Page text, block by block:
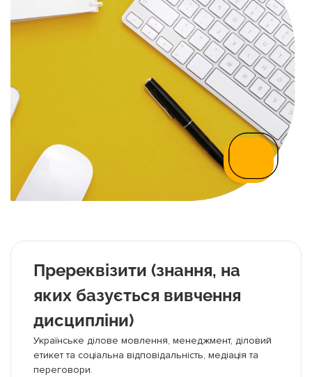
Пререквізити (знання, на
яких базується вивчення
дисципліни)
Українське ділове мовлення, менеджмент, діловий
етикет та соціальна відповідальність, медіація та
переговори.